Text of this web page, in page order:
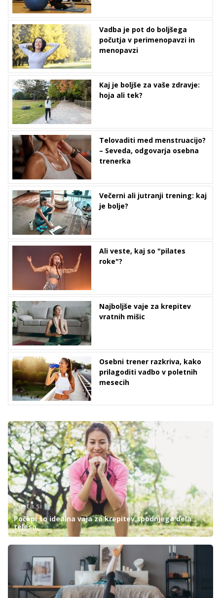
Vadba je pot do boljšega
počutja v perimenopavzi in
menopavzi
Kaj je boljše za vaše zdravje:
hoja ali tek?
Telovaditi med menstruacijo?
– Seveda, odgovarja osebna
trenerka
Večerni ali jutranji trening: kaj
je bolje?
Ali veste, kaj so "pilates
roke"?
Najboljše vaje za krepitev
vratnih mišic
Osebni trener razkriva, kako
prilagoditi vadbo v poletnih
mesecih
Vizita.si
Počepi so idealna vaja za krepitev spodnjega dela
telesa